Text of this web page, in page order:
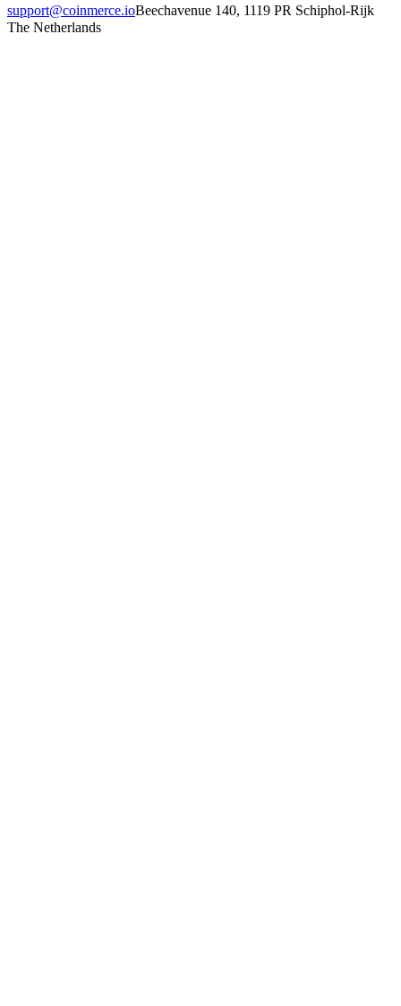
support@coinmerce.ioBeechavenue 140, 1119 PR Schiphol-Rijk
The Netherlands